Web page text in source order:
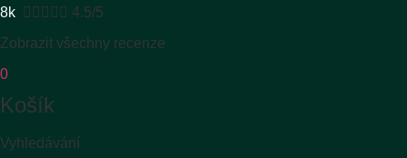
8k      4.5/5
Zobrazit všechny recenze
0
Košík
Vyhledávání